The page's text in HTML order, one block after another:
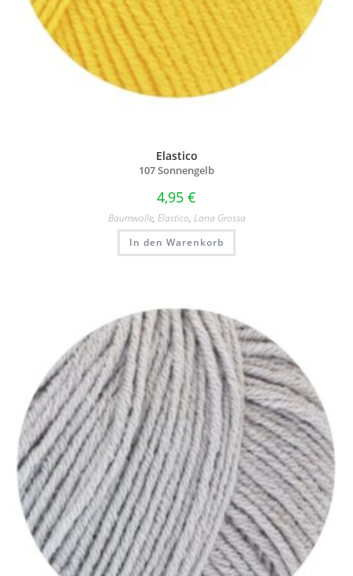
Elastico
107 Sonnengelb
4,95 €
Baumwolle, Elastico, Lana Grossa
In den Warenkorb